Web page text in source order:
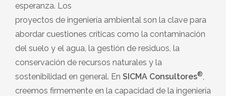
esperanza. Los
proyectos de ingeniería ambiental son la clave para
abordar cuestiones críticas como la contaminación
del suelo y el agua, la gestión de residuos, la
conservación de recursos naturales y la
sostenibilidad en general. En SICMA Consultores®
creemos firmemente en la capacidad de la ingeniería